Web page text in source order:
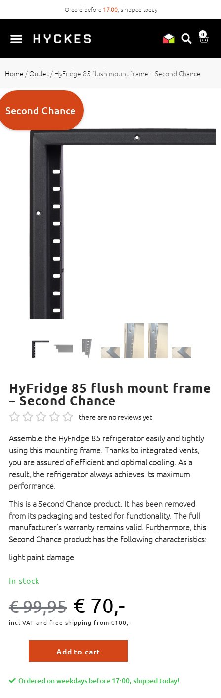
Orderd before 17:00 , shipped today
0
Home / Outlet / HyFridge 85 flush mount frame – Second Chance
Second Chance
HyFridge 85 flush mount frame
– Second Chance
there are no reviews yet
Assemble the HyFridge 85 refrigerator easily and tightly
using this mounting frame. Thanks to integrated vents,
you are assured of efficient and optimal cooling. As a
result, the refrigerator always achieves its maximum
performance.
This is a Second Chance product. It has been removed
from its packaging and tested for functionality. The full
manufacturer’s warranty remains valid. Furthermore, this
Second Chance product has the following characteristics:
light paint damage
In stock
€99,95 € 70,-
incl VAT and free shipping from €100,-
Add to cart
Ordered on weekdays before 17:00, shipped today!